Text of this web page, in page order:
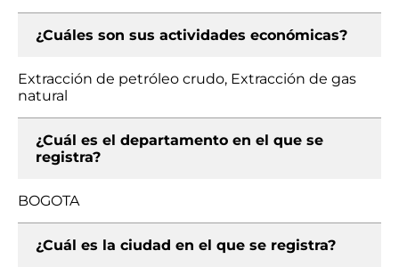
¿Cuáles son sus actividades económicas?
Extracción de petróleo crudo, Extracción de gas
natural
¿Cuál es el departamento en el que se
registra?
BOGOTA
¿Cuál es la ciudad en el que se registra?